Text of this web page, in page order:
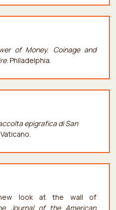
of Money. Coinage and
. Philadelphia.
epigrafica di San
new look at the wall of
Journal of the American